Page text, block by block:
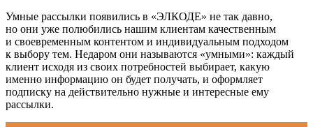
Умные рассылки появились в «ЭЛКОДЕ» не так давно,
но они уже полюбились нашим клиентам качественным
и своевременным контентом и индивидуальным подходом
к выбору тем. Недаром они называются «умными»: каждый
клиент исходя из своих потребностей выбирает, какую
именно информацию он будет получать, и оформляет
подписку на действительно нужные и интересные ему
рассылки.